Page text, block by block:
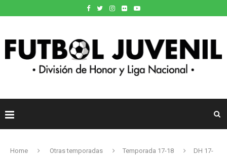
Home Otras temporadas Temporada 17-18
DH 17-